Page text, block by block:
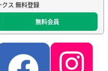
ス 無料登録
無料会員